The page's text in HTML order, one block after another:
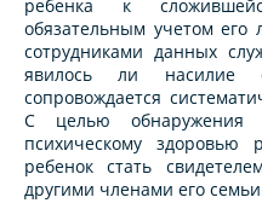
ребенка к
обязательным учетом его
сотрудниками данных
явилось ли насилие
сопровождается
С целью обнаружения
психическому здоровью
ребенок стать
другими членами его